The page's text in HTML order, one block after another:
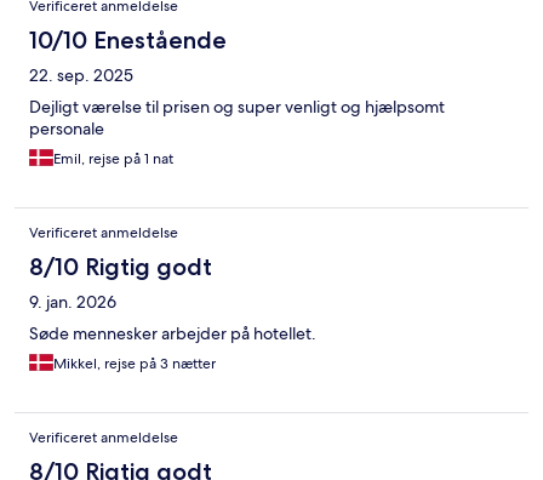
Verificeret anmeldelse
10/10 Enestående
22. sep. 2025
Dejligt værelse til prisen og super venligt og hjælpsomt
personale
Emil, rejse på 1 nat
Verificeret anmeldelse
8/10 Rigtig godt
9. jan. 2026
Søde mennesker arbejder på hotellet.
Mikkel, rejse på 3 nætter
Verificeret anmeldelse
8/10 Rigtig godt